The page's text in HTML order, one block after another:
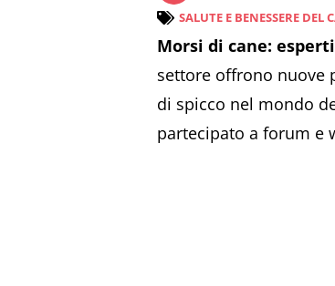
SALUTE E BENESSERE DEL
Morsi di cane:
settore offrono nuove
di spicco nel mondo
partecipato a forum e